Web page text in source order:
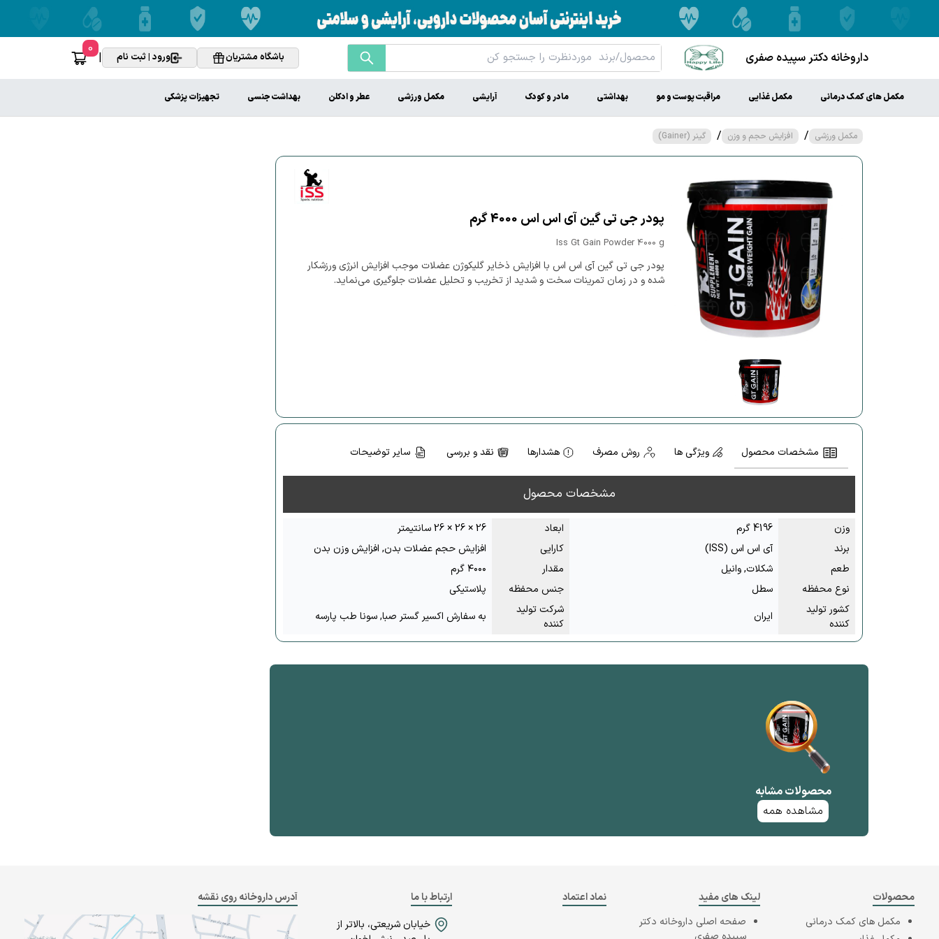
داروخانه دکتر سپیده صفری باشگاه مشتریان ورود | ثبت نام |
0
مکمل های کمک درمانی مکمل غذایی مراقبت پوست و مو بهداشتی مادر و کودک آرایشی مکمل ورزشی عطر و ادکلن بهداشت جنسی تجهیزات پزشکی
مکمل ورزشی / افزایش حجم و وزن / گینر (Gainer)
پودر جی تی گین آی اس اس 4000 گرم
Iss Gt Gain Powder 4000 g
پودر جی تی گین آی اس اس با افزایش ذخایر گلیکوژن عضلات موجب افزایش انرژی ورزشکار
شده و در زمان تمرینات سخت و شدید از تخریب و تحلیل عضلات جلوگیری می‌نماید.
مشخصات محصول ویژگی ها روش مصرف هشدارها نقد و بررسی سایر توضیحات
مشخصات محصول
وزن 4196 گرم ابعاد
26 × 26 × 26 سانتیمتر
برند
آی اس اس (ISS) کارایی
افزایش حجم عضلات بدن, افزایش وزن بدن
طعم
شکلات, وانیل مقدار
۴۰۰۰ گرم
نوع محفظه
سطل جنس محفظه
پلاستیکی
کشور تولید
کننده
ایران
شرکت تولید
کننده
به سفارش اکسیر گستر صبا, سونا طب پارسه
محصولات مشابه
مشاهده همه
محصولات
مکمل های کمک درمانی
لینک های مفید
صفحه اصلی داروخانه دکتر
نماد اعتماد
ارتباط با ما
خیابان شریعتی، بالاتر از
آدرس داروخانه روی نقشه